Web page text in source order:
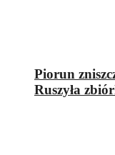
Piorun
Ruszyła